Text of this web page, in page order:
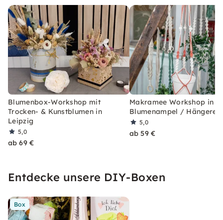
Blumenbox-Workshop mit
Trocken- & Kunstblumen in
Leipzig
5,0
ab 69 €
Makramee Workshop in
Blumenampel /
5,0
ab 59 €
Entdecke unsere DIY-Boxen
Box